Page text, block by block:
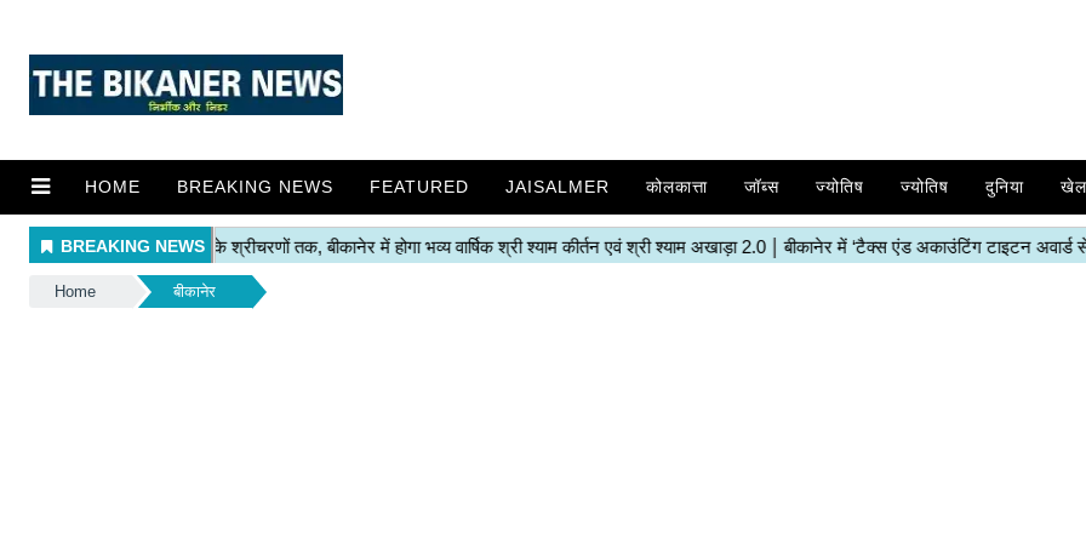
HOME BREAKING NEWS FEATURED JAISALMER कोलकात्ता जॉब्स ज्योतिष ज्योतिष दुनिया खेल
Home बीकानेर